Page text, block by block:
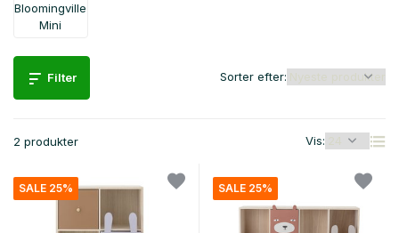
Bloomingville
Mini
Filter
2 produkter Vis:
Sorter efter:
SALE 25% SALE 25%